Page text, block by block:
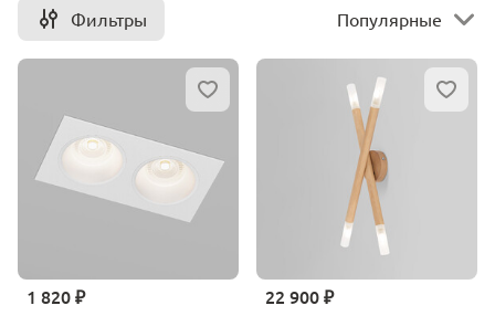
Фильтры Популярные
1 820 ₽ 22 900 ₽